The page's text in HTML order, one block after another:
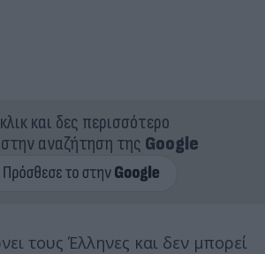
και δες περισσότερο
στην αναζήτηση της Google
τους Έλληνες και δεν μπορεί